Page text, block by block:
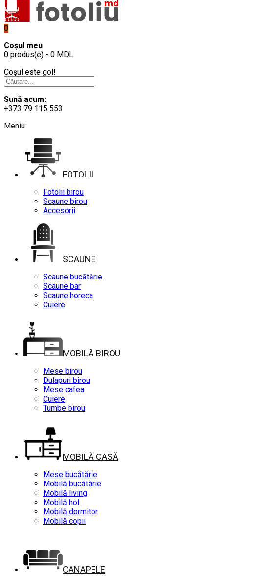
0
Coșul meu
0 produs(e) - 0 MDL
Coșul este gol!
Sună acum:
+373 79 115 553
Meniu
FOTOLII
Fotolii birou
Scaune birou
Accesorii
SCAUNE
Scaune bucătărie
Scaune bar
Scaune horeca
Cuiere
MOBILĂ BIROU
Mese birou
Dulapuri birou
Mese cafea
Cuiere
Tumbe birou
MOBILĂ CASĂ
Mese bucătărie
Mobilă bucătărie
Mobilă living
Mobilă hol
Mobilă dormitor
Mobilă copii
CANAPELE